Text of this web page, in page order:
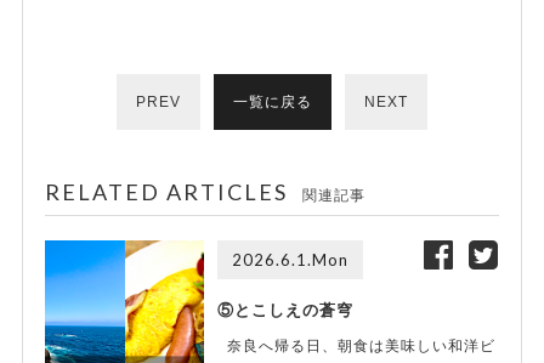
PREV 一覧に戻る NEXT
RELATED ARTICLES 関連記事
2026.6.1.Mon
⑤とこしえの蒼穹
奈良へ帰る日、朝食は美味しい和洋ビ